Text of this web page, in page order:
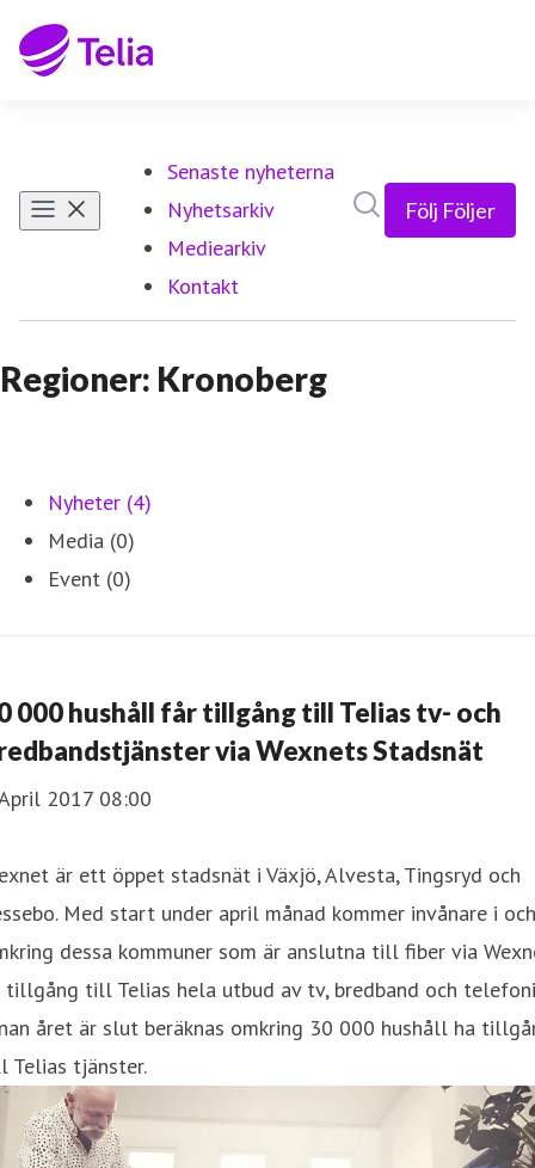
Senaste nyheterna
Nyhetsarkiv
Mediearkiv
Kontakt
Följ Följer
Regioner: Kronoberg
Nyheter (4)
Media (0)
Event (0)
000 hushåll får tillgång till Telias tv- och
via Wexnets Stadsnät
2017 08:00
är ett öppet stadsnät i Växjö, Alvesta, Tingsryd och
Med start under april månad kommer invånare i och
dessa kommuner som är anslutna till fiber via
till Telias hela utbud av tv, bredband och
året är slut beräknas omkring 30 000 hushåll ha
Telias tjänster.